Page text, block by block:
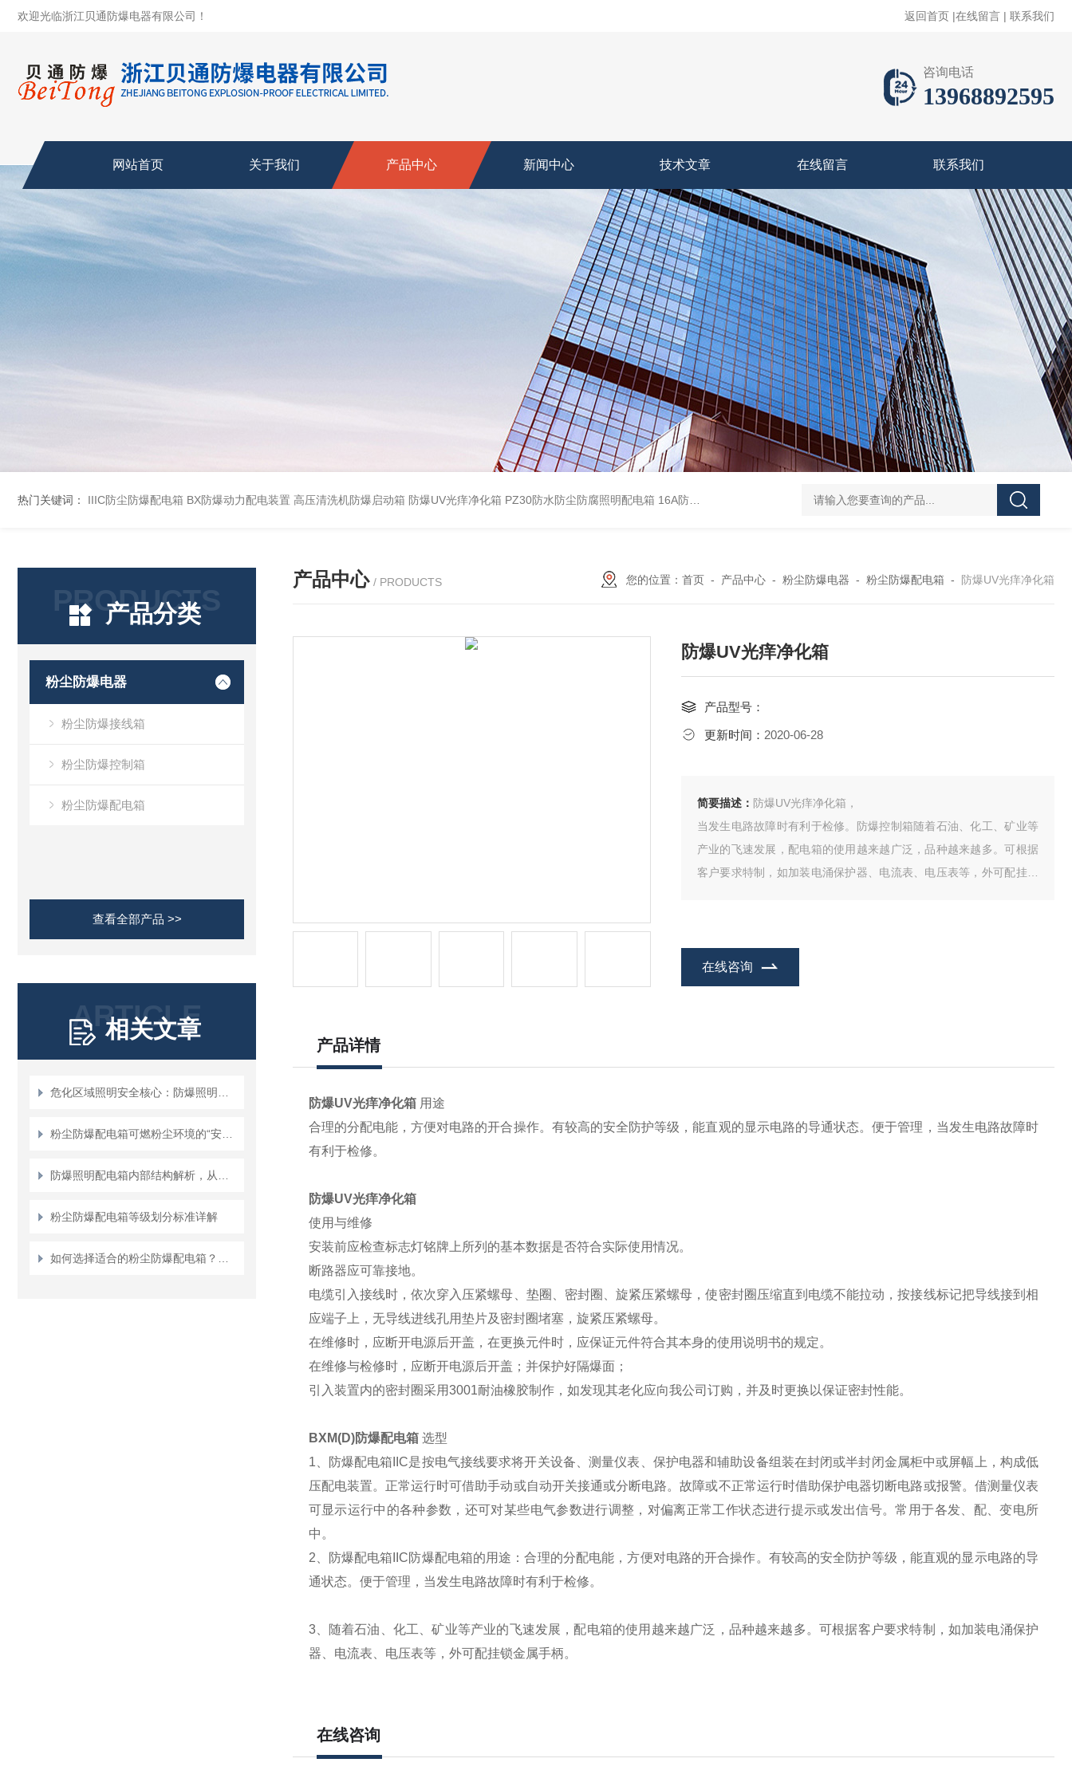
欢迎光临浙江贝通防爆电器有限公司！ 返回首页 |在线留言 | 联系我们
咨询电话
13968892595
网站首页 关于我们 产品中心 新闻中心 技术文章 在线留言 联系我们
热门关键词： IIIC防尘防爆配电箱 BX防爆动力配电装置 高压清洗机防爆启动箱 防爆UV光痒净化箱 PZ30防水防尘防腐照明配电箱 16A防水防尘防腐照明开关 防水防腐检修插座箱 4回路带漏电防爆照明配电箱
PRODUCTS
产品分类
粉尘防爆电器
粉尘防爆接线箱
粉尘防爆控制箱
粉尘防爆配电箱
查看全部产品 >>
ARTICLE
相关文章
粉尘防爆配电箱等级划分标准详解
产品中心 / PRODUCTS 您的位置： 首页 - 产品中心 - 粉尘防爆电器 - 粉尘防爆配电箱 - 防爆UV光痒净化箱
防爆UV光痒净化箱
产品型号：
更新时间： 2020-06-28
简要描述： 防爆UV光痒净化箱，
当发生电路故障时有利于检修。防爆控制箱随着石油、化工、矿业等
产业的飞速发展，配电箱的使用越来越广泛，品种越来越多。可根据
客户要求特制，如加装电涌保护器、电流表、电压表等，外可配挂锁
在线咨询
产品详情
防爆UV光痒净化箱 用途
合理的分配电能，方便对电路的开合操作。有较高的安全防护等级，能直观的显示电路的导通状态。便于管理，当发生电路故障时
有利于检修。
防爆UV光痒净化箱
使用与维修
安装前应检查标志灯铭牌上所列的基本数据是否符合实际使用情况。
断路器应可靠接地。
电缆引入接线时，依次穿入压紧螺母、垫圈、密封圈、旋紧压紧螺母，使密封圈压缩直到电缆不能拉动，按接线标记把导线接到相
应端子上，无导线进线孔用垫片及密封圈堵塞，旋紧压紧螺母。
在维修时，应断开电源后开盖，在更换元件时，应保证元件符合其本身的使用说明书的规定。
在维修与检修时，应断开电源后开盖；并保护好隔爆面；
引入装置内的密封圈采用3001耐油橡胶制作，如发现其老化应向我公司订购，并及时更换以保证密封性能。
BXM(D)防爆配电箱选型
1、防爆配电箱IIC是按电气接线要求将开关设备、测量仪表、保护电器和辅助设备组装在封闭或半封闭金属柜中或屏幅上，构成低
压配电装置。正常运行时可借助手动或自动开关接通或分断电路。故障或不正常运行时借助保护电器切断电路或报警。借测量仪表
可显示运行中的各种参数，还可对某些电气参数进行调整，对偏离正常工作状态进行提示或发出信号。常用于各发、配、变电所
中。
2、防爆配电箱IIC防爆配电箱的用途：合理的分配电能，方便对电路的开合操作。有较高的安全防护等级，能直观的显示电路的导
通状态。便于管理，当发生电路故障时有利于检修。
3、随着石油、化工、矿业等产业的飞速发展，配电箱的使用越来越广泛，品种越来越多。可根据客户要求特制，如加装电涌保护
器、电流表、电压表等，外可配挂锁金属手柄。
在线咨询